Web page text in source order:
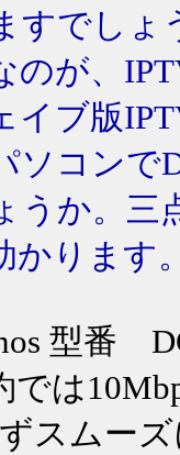
すでしょ
のが、
イブ版
ソコンで
うか。三
かります
型番
は
スムー